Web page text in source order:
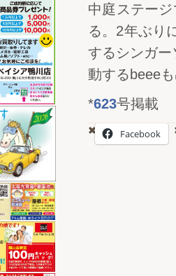
中庭ステー
る。2年ぶり
するシンガ
動するbeee
*623号掲載
Facebook